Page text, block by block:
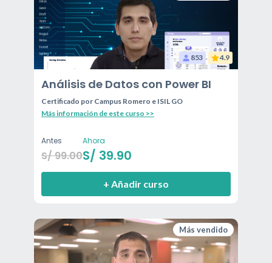
853 4.9
Análisis de Datos con Power BI
Certificado por Campus Romero e ISIL GO
Más información de este curso >>
Antes
S/99.00
Ahora
S/ 39.90
+ Añadir curso
Más vendido